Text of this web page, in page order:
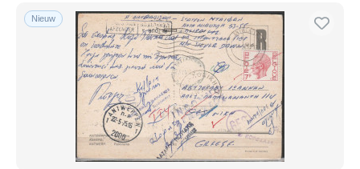
Toepassen
Nieuw